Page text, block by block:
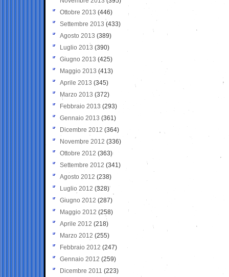
Ottobre 2013 (446)
Settembre 2013 (433)
Agosto 2013 (389)
Luglio 2013 (390)
Giugno 2013 (425)
Maggio 2013 (413)
Aprile 2013 (345)
Marzo 2013 (372)
Febbraio 2013 (293)
Gennaio 2013 (361)
Dicembre 2012 (364)
Novembre 2012 (336)
Ottobre 2012 (363)
Settembre 2012 (341)
Agosto 2012 (238)
Luglio 2012 (328)
Giugno 2012 (287)
Maggio 2012 (258)
Aprile 2012 (218)
Marzo 2012 (255)
Febbraio 2012 (247)
Gennaio 2012 (259)
Dicembre 2011 (223)